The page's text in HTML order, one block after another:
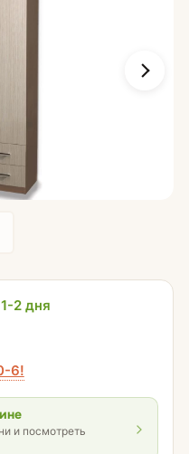
2 дня
6!
и посмотреть